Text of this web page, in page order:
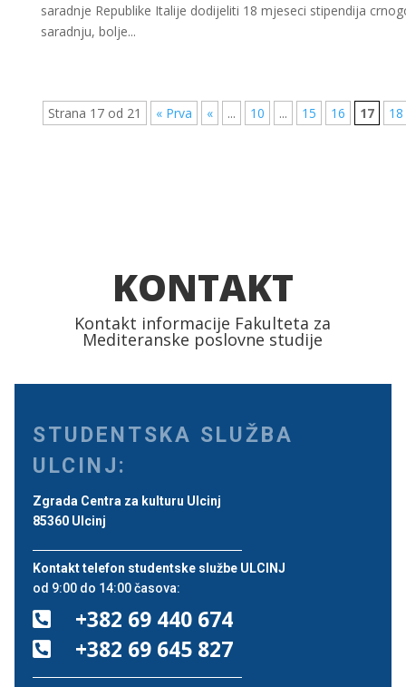
saradnje Republike Italije dodijeliti 18 mjeseci stipendija
saradnju, bolje...
Strana 17 od 21 « Prva « ... 10 ... 15 16 17 18
KONTAKT
Kontakt informacije Fakulteta za
Mediteranske poslovne studije
STUDENTSKA SLUŽBA
ULCINJ:
Zgrada Centra za kulturu Ulcinj
85360 Ulcinj
Kontakt telefon studentske službe ULCINJ
od 9:00 do 14:00 časova:
 +382 69 440 674
 +382 69 645 827